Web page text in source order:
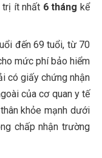
trị ít nhất 6 tháng kể
đến 69 tuổi, từ 70
mức phí bảo hiểm
có giấy chứng nhận
của cơ quan y tế
khỏe mạnh dưới
chấp nhận trường